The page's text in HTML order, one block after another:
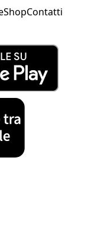
ShopContatti